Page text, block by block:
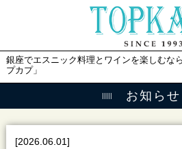
銀座でエスニック料理とワインを楽しむな
プカプ」
お知らせ
[2026.06.01]